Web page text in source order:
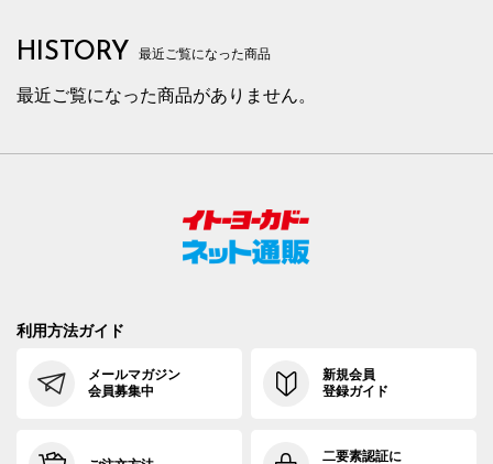
HISTORY 最近ご覧になった商品
最近ご覧になった商品がありません。
利用方法ガイド
メールマガジン
会員募集中
新規会員
登録ガイド
二要素認証に